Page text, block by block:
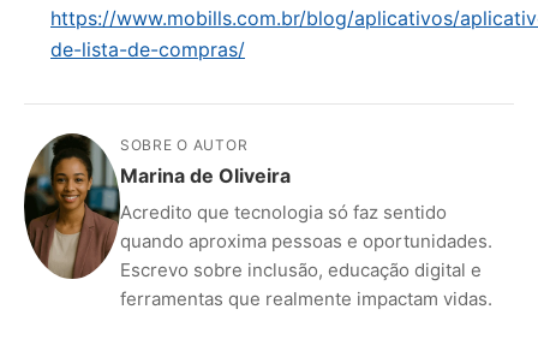
https://www.mobills.com.br/blog/aplicativos/
de-lista-de-compras/
SOBRE O AUTOR
Marina de Oliveira
Acredito que tecnologia só faz sentido
quando aproxima pessoas e oportunidades.
Escrevo sobre inclusão, educação digital e
ferramentas que realmente impactam vidas.